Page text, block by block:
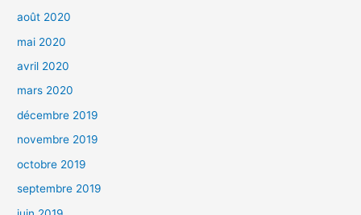
août 2020
mai 2020
avril 2020
mars 2020
décembre 2019
novembre 2019
octobre 2019
septembre 2019